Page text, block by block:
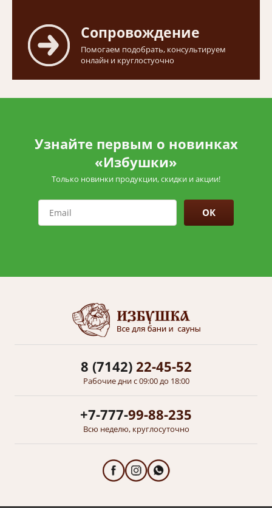
Сопровождение
Помогаем подобрать, консультируем
онлайн и круглостуочно
Узнайте первым о новинках
«Избушки»
Только новинки продукции, скидки и акции!
ОК
8 (7142)22-45-52
Рабочие дни с 09:00 до 18:00
+7-777-99-88-235
Всю неделю, круглосуточно